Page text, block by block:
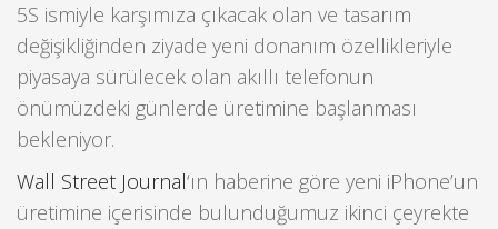
5S ismiyle karşımıza çıkacak olan ve tasarım
değişikliğinden ziyade yeni donanım özellikleriyle
piyasaya sürülecek olan akıllı telefonun
önümüzdeki günlerde üretimine başlanması
bekleniyor.
Wall Street Journal‘ın haberine göre yeni iPhone’un
üretimine içerisinde bulunduğumuz ikinci çeyrekte